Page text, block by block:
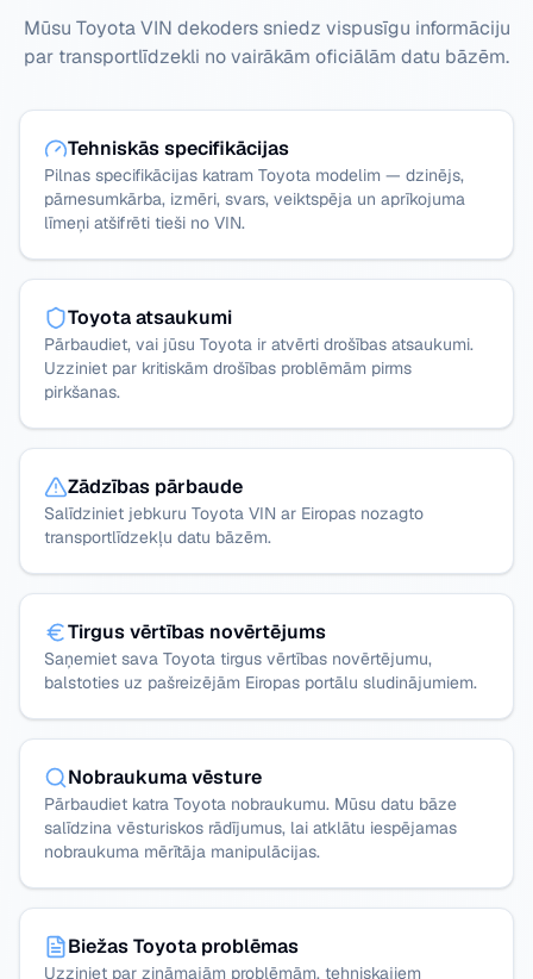
Mūsu Toyota VIN dekoders sniedz vispusīgu informāciju
par transportlīdzekli no vairākām oficiālām datu bāzēm.
Tehniskās specifikācijas
Pilnas specifikācijas katram Toyota modelim — dzinējs,
pārnesumkārba, izmēri, svars, veiktspēja un aprīkojuma
līmeņi atšifrēti tieši no VIN.
Toyota atsaukumi
Pārbaudiet, vai jūsu Toyota ir atvērti drošības atsaukumi.
Uzziniet par kritiskām drošības problēmām pirms
pirkšanas.
Zādzības pārbaude
Salīdziniet jebkuru Toyota VIN ar Eiropas nozagto
transportlīdzekļu datu bāzēm.
Tirgus vērtības novērtējums
Saņemiet sava Toyota tirgus vērtības novērtējumu,
balstoties uz pašreizējām Eiropas portālu sludinājumiem.
Nobraukuma vēsture
Pārbaudiet katra Toyota nobraukumu. Mūsu datu bāze
salīdzina vēsturiskos rādījumus, lai atklātu iespējamas
nobraukuma mērītāja manipulācijas.
Biežas Toyota problēmas
Uzziniet par zināmajām problēmām, tehniskajiem